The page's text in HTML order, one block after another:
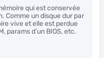
qui est conservée
Comme un disque dur par
vive et elle est perdue
params d’un BIOS, etc.